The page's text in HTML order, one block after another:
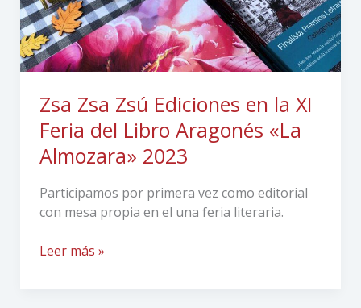
Zsa Zsa Zsú Ediciones en la XI
Feria del Libro Aragonés «La
Almozara» 2023
Participamos por primera vez como editorial
con mesa propia en el una feria literaria.
del
Libro
Aragonés
Almozara»
2023
Leer más »